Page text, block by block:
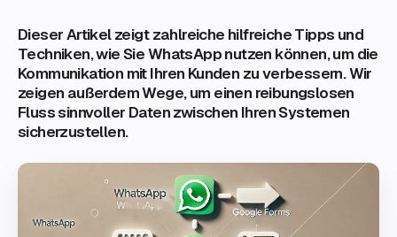
Dieser Artikel zeigt zahlreiche hilfreiche Tipps und
Techniken, wie Sie WhatsApp nutzen können, um die
Kommunikation mit Ihren Kunden zu verbessern. Wir
zeigen außerdem Wege, um einen reibungslosen
Fluss sinnvoller Daten zwischen Ihren Systemen
sicherzustellen.